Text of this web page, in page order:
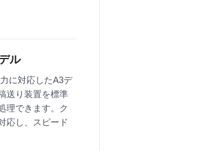
ル
に対応したA3デ
送り装置を標準
理できます。ク
応し、スピード